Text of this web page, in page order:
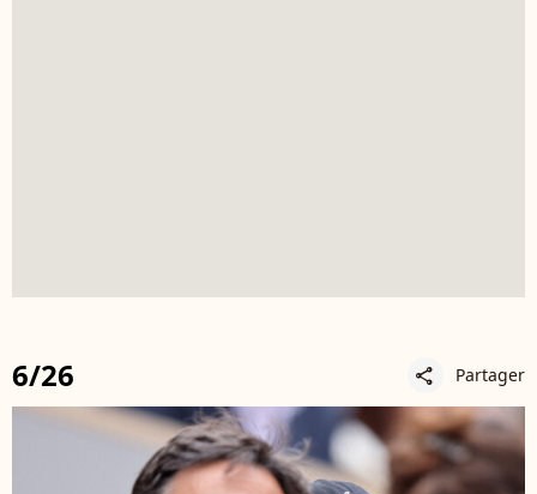
6/26 share Partager